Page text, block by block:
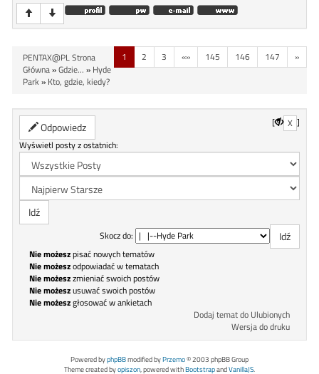
1 2 3 «» 145 146 147 »
PENTAX@PL Strona
Główna»Gdzie... » Hyde
Park» Kto, gdzie, kiedy?
Odpowiedz [ X ]
Wyświetl posty z ostatnich:
Skocz do:
Nie możeszpisać nowych tematów
Nie możeszodpowiadać w tematach
Nie możeszzmieniać swoich postów
Nie możeszusuwać swoich postów
Nie możeszgłosować w ankietach
Dodaj temat do Ulubionych
Wersja do druku
Powered byphpBBmodified byPrzemo© 2003 phpBB Group
Theme created byopiszon, powered withBootstrapandVanillaJS.